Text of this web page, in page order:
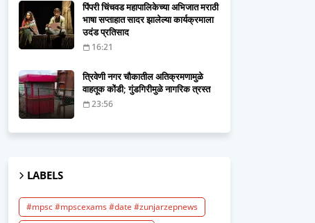
पिंपरी चिंचवड महापालिकेच्या अभिजात मराठी
भाषा सप्ताहात सादर झालेल्या कार्यक्रमाला
उदंड प्रतिसाद
16:21
त्रिवेणी नगर चौकातील अतिक्रमणामुळे
वाहतूक कोंडी; गुंडगिरीमुळे नागरिक त्रस्त
23:56
LABELS
#mpsc #mpscexams #date #zunjarzepnews